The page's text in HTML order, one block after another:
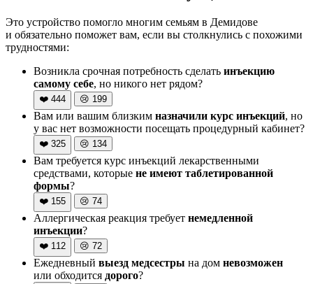
Это устройство помогло многим семьям в Демидове
и обязательно поможет вам, если вы столкнулись с похожими
трудностями:
Возникла срочная потребность сделать инъекцию
самому себе, но никого нет рядом?
❤️ 444 😢 199
Вам или вашим близким назначили курс инъекций, но
у вас нет возможности посещать процедурный кабинет?
❤️ 325 😢 134
Вам требуется курс инъекций лекарственными
средствами, которые не имеют таблетированной
формы?
❤️ 155 😢 74
Аллергическая реакция требует немедленной
инъекции?
❤️ 112 😢 72
Ежедневный выезд медсестры на дом невозможен
или обходится дорого?